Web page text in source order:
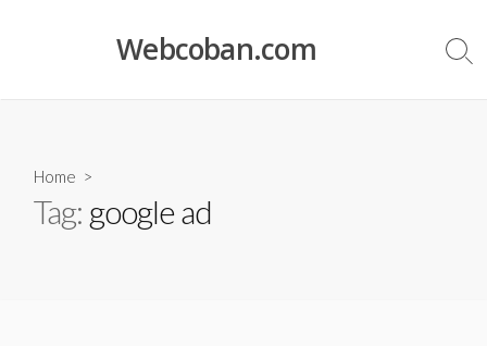
Webcoban.com
Home >
Tag: google ad